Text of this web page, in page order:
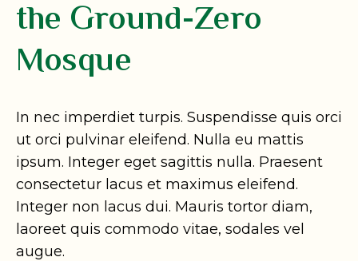
the Ground-Zero
Mosque
In nec imperdiet turpis. Suspendisse quis orci
ut orci pulvinar eleifend. Nulla eu mattis
ipsum. Integer eget sagittis nulla. Praesent
consectetur lacus et maximus eleifend.
Integer non lacus dui. Mauris tortor diam,
laoreet quis commodo vitae, sodales vel
augue.